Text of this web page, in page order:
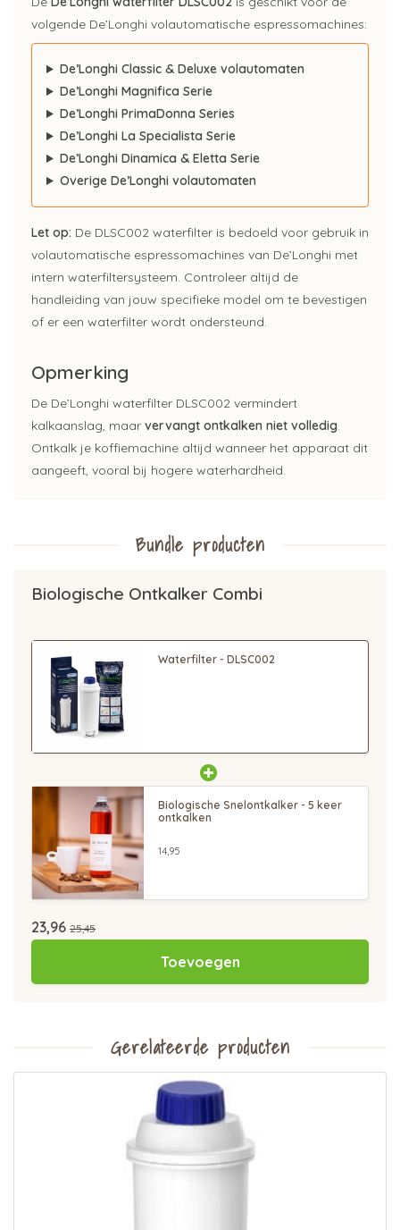
volgende De’Longhi volautomatische espressomachines:
De’Longhi Classic & Deluxe volautomaten
De’Longhi Magnifica Serie
De’Longhi PrimaDonna Series
De’Longhi La Specialista Serie
De’Longhi Dinamica & Eletta Serie
Overige De’Longhi volautomaten
Let op: De DLSC002 waterfilter is bedoeld voor gebruik in
volautomatische espressomachines van De’Longhi met
intern waterfiltersysteem. Controleer altijd de
handleiding van jouw specifieke model om te bevestigen
of er een waterfilter wordt ondersteund.
Opmerking
De De’Longhi waterfilter DLSC002 vermindert
kalkaanslag, maar vervangt ontkalken niet volledig.
Ontkalk je koffiemachine altijd wanneer het apparaat dit
aangeeft, vooral bij hogere waterhardheid.
Bundle producten
Biologische Ontkalker Combi
Waterfilter - DLSC002
Biologische Snelontkalker - 5 keer
ontkalken
14,95
23,96 25,45
Toevoegen
Gerelateerde producten